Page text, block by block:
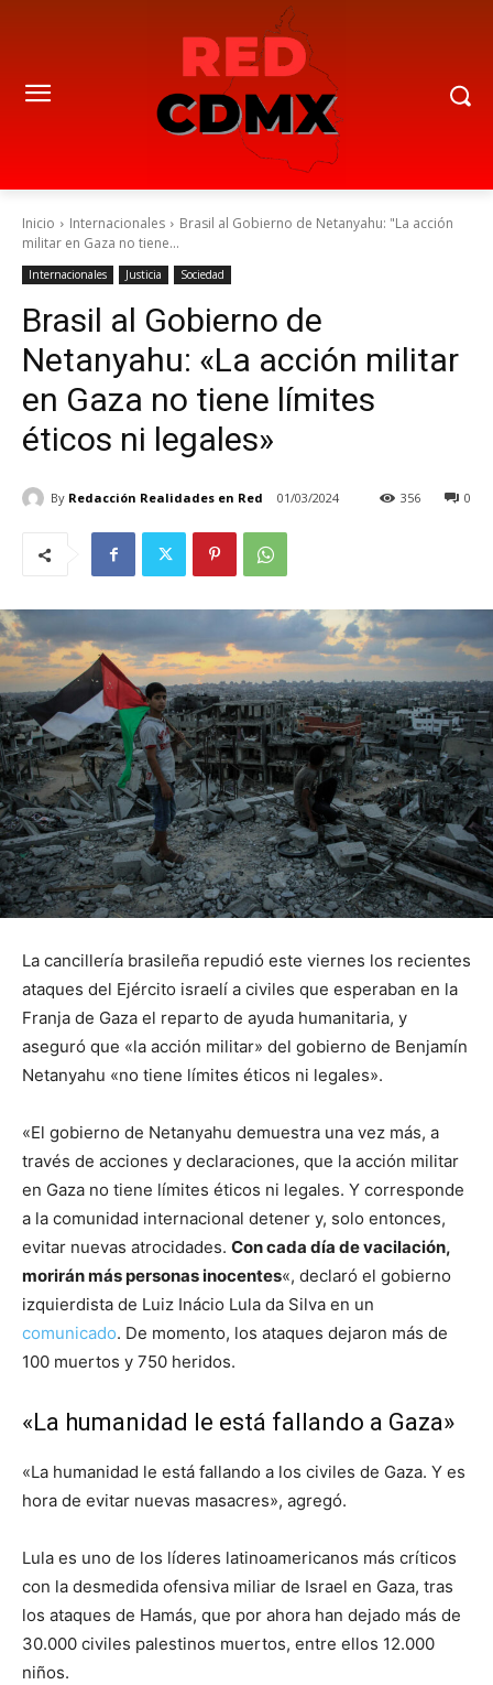
Inicio Internacionales
Brasil al Gobierno de Netanyahu: "La acción
militar en Gaza no tiene...
Internacionales Justicia Sociedad
Brasil al Gobierno de
Netanyahu: «La acción militar
en Gaza no tiene límites
éticos ni legales»
By Redacción Realidades en Red 01/03/2024 0
356
La cancillería brasileña repudió este viernes los recientes
ataques del Ejército israelí a civiles que esperaban en la
Franja de Gaza el reparto de ayuda humanitaria, y
aseguró que «la acción militar» del gobierno de Benjamín
Netanyahu «no tiene límites éticos ni legales».
«El gobierno de Netanyahu demuestra una vez más, a
través de acciones y declaraciones, que la acción militar
en Gaza no tiene límites éticos ni legales. Y corresponde
a la comunidad internacional detener y, solo entonces,
evitar nuevas atrocidades. Con cada día de vacilación,
morirán más personas inocentes«, declaró el gobierno
izquierdista de Luiz Inácio Lula da Silva en un
comunicado. De momento, los ataques dejaron más de
100 muertos y 750 heridos.
«La humanidad le está fallando a Gaza»
«La humanidad le está fallando a los civiles de Gaza. Y es
hora de evitar nuevas masacres», agregó.
Lula es uno de los líderes latinoamericanos más críticos
con la desmedida ofensiva miliar de Israel en Gaza, tras
los ataques de Hamás, que por ahora han dejado más de
30.000 civiles palestinos muertos, entre ellos 12.000
niños.